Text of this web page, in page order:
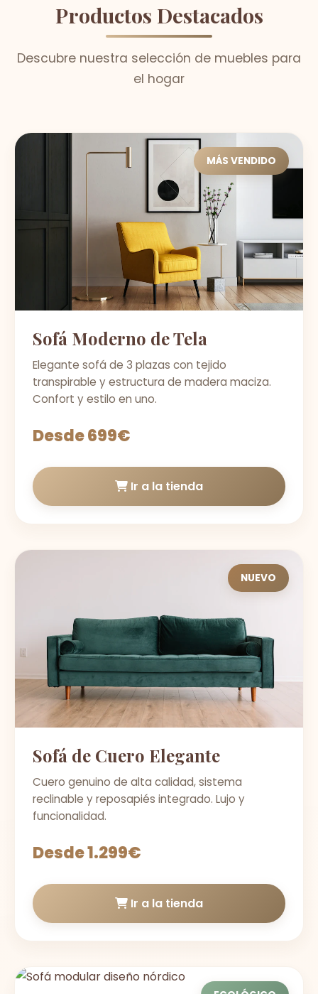
Productos Destacados
Descubre nuestra selección de muebles para
el hogar
MÁS VENDIDO
Sofá Moderno de Tela
Elegante sofá de 3 plazas con tejido
transpirable y estructura de madera maciza.
Confort y estilo en uno.
Desde 699€
Ir a la tienda
NUEVO
Sofá de Cuero Elegante
Cuero genuino de alta calidad, sistema
reclinable y reposapiés integrado. Lujo y
funcionalidad.
Desde 1.299€
Ir a la tienda